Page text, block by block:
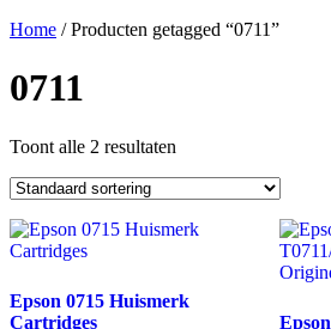
Home / Producten getagged “0711”
0711
Toont alle 2 resultaten
Epson 0715 Huismerk
Cartridges
Epson